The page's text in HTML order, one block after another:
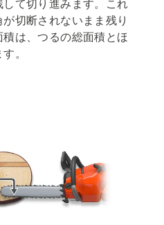
して切り進みます。これ
切断されないまま残り
積は、つるの総面積とほ
。